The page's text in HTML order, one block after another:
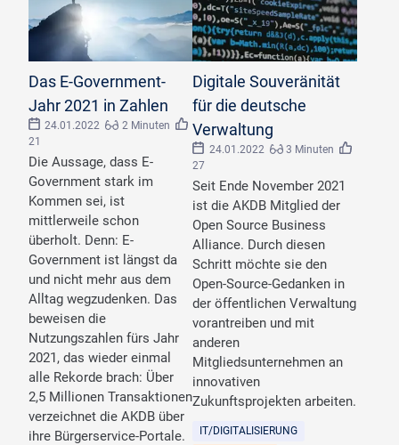
Das E-Government-
Jahr 2021 in Zahlen
24.01.2022
2 Minuten
21
Die Aussage, dass E-
Government stark im
Kommen sei, ist
mittlerweile schon
überholt. Denn: E-
Government ist längst da
und nicht mehr aus dem
Alltag wegzudenken. Das
beweisen die
Nutzungszahlen fürs Jahr
2021, das wieder einmal
alle Rekorde brach: Über
2,5 Millionen Transaktionen
verzeichnet die AKDB über
ihre Bürgerservice-Portale.
Digitale Souveränität
für die deutsche
Verwaltung
24.01.2022
3 Minuten
27
Seit Ende November 2021
ist die AKDB Mitglied der
Open Source Business
Alliance. Durch diesen
Schritt möchte sie den
Open-Source-Gedanken in
der öffentlichen Verwaltung
vorantreiben und mit
anderen
Mitgliedsunternehmen an
innovativen
Zukunftsprojekten arbeiten.
IT/DIGITALISIERUNG